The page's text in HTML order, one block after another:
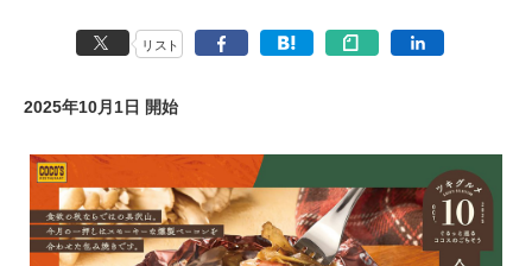
リスト
2025年10月1日 開始